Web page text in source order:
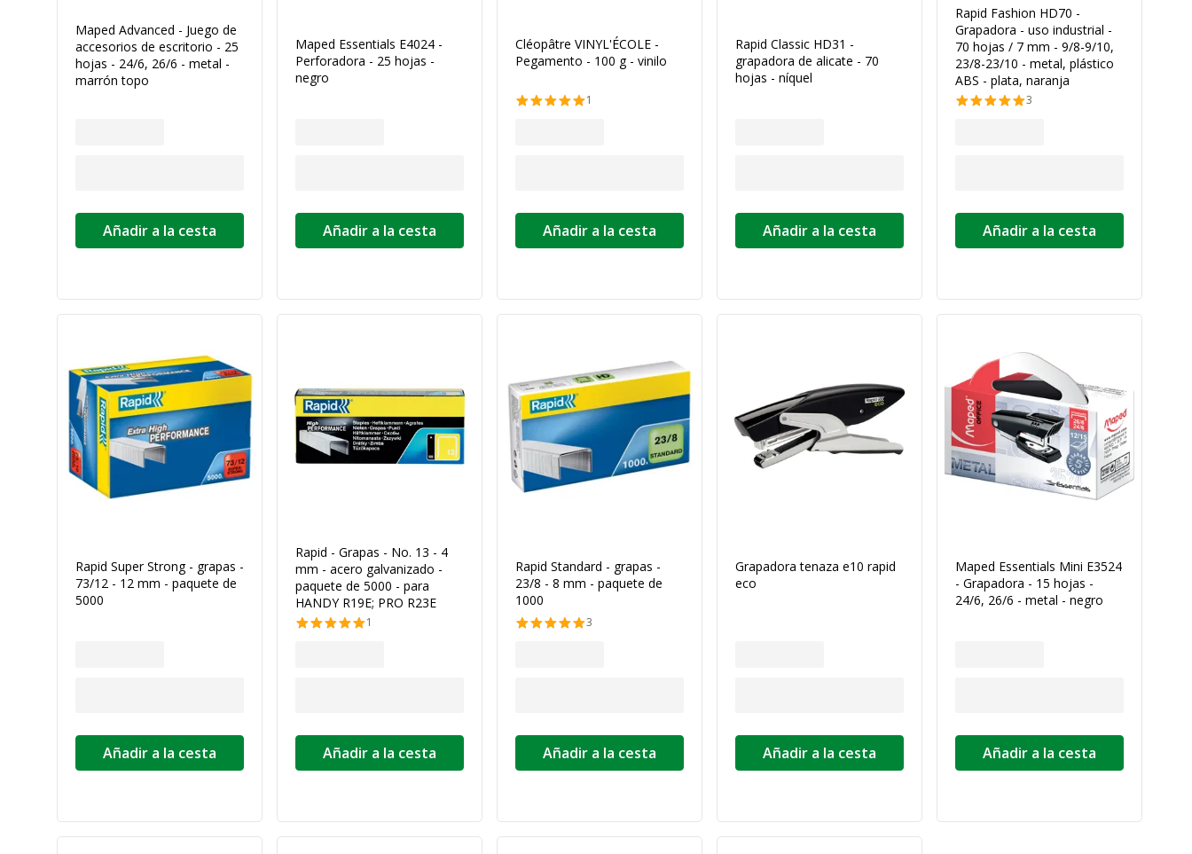
Maped Advanced - Juego de
accesorios de escritorio - 25
hojas - 24/6, 26/6 - metal -
marrón topo
Añadir a la cesta
Maped Essentials E4024 -
Perforadora - 25 hojas -
negro
Añadir a la cesta
Cléopâtre VINYL'ÉCOLE -
Pegamento - 100 g - vinilo
1
Añadir a la cesta
Rapid Classic HD31 -
grapadora de alicate - 70
hojas - níquel
Añadir a la cesta
Rapid Fashion HD70 -
Grapadora - uso industrial -
70 hojas / 7 mm - 9/8-9/10,
23/8-23/10 - metal, plástico
ABS - plata, naranja
3
Añadir a la cesta
Rapid Super Strong - grapas -
73/12 - 12 mm - paquete de
5000
Añadir a la cesta
Rapid - Grapas - No. 13 - 4
mm - acero galvanizado -
paquete de 5000 - para
HANDY R19E; PRO R23E
1
Añadir a la cesta
Rapid Standard - grapas -
23/8 - 8 mm - paquete de
1000
3
Añadir a la cesta
Grapadora tenaza e10 rapid
eco
Añadir a la cesta
Maped Essentials Mini E3524
- Grapadora - 15 hojas -
24/6, 26/6 - metal - negro
Añadir a la cesta